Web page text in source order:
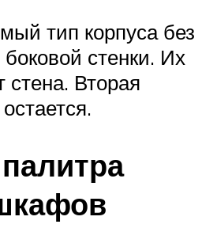
тип корпуса без
стенки. Их
стена. Вторая